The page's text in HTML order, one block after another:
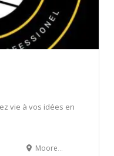
vie à vos idées en
Moorea, Polynésie Française